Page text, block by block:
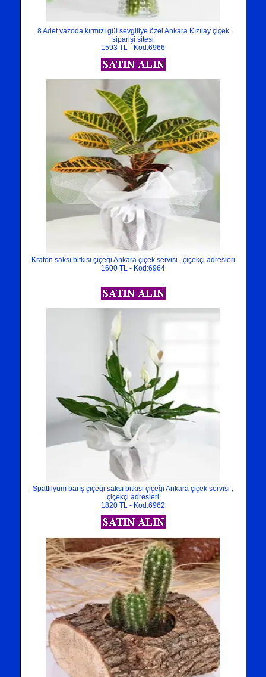
8 Adet vazoda kırmızı gül sevgiliye özel Ankara Kızılay çiçek
siparişi sitesi
1593 TL - Kod:6966
Kraton saksı bitkisi çiçeği Ankara çiçek servisi , çiçekçi adresleri
1600 TL - Kod:6964
Spatfilyum barış çiçeği saksı bitkisi çiçeği Ankara çiçek servisi ,
çiçekçi adresleri
1820 TL - Kod:6962